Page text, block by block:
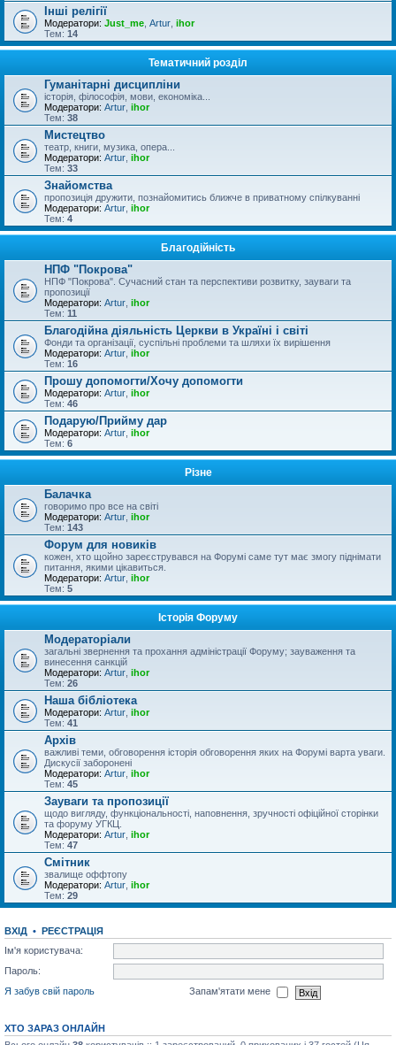
Інші релігії
Модератори: Just_me Artur ihor
Тем: 14
Тематичний розділ
Гуманітарні дисципліни
історія, філософія, мови, економіка...
Модератори: Artur ihor
Тем: 38
Мистецтво
театр, книги, музика, опера...
Модератори: Artur ihor
Тем: 33
Знайомства
пропозиція дружити, познайомитись ближче в приватному спілкуванні
Модератори: Artur ihor
Тем: 4
Благодійність
НПФ "Покрова"
НПФ "Покрова". Сучасний стан та перспективи розвитку, зауваги та
пропозиції
Модератори: Artur ihor
Тем: 11
Благодійна діяльність Церкви в Україні і світі
Фонди та організації, суспільні проблеми та шляхи їх вирішення
Модератори: Artur ihor
Тем: 16
Прошу допомогти/Хочу допомогти
Модератори: Artur ihor
Тем: 46
Подарую/Прийму дар
Модератори: Artur ihor
Тем: 6
Різне
Балачка
говоримо про все на світі
Модератори: Artur ihor
Тем: 143
Форум для новиків
кожен, хто щойно зареєструвався на Форумі саме тут має змогу піднімати
питання, якими цікавиться.
Модератори: Artur ihor
Тем: 5
Історія Форуму
Модераторіали
загальні звернення та прохання адміністрації Форуму; зауваження та
винесення санкцій
Модератори: Artur ihor
Тем: 26
Наша бібліотека
Модератори: Artur ihor
Тем: 41
Архів
важливі теми, обговорення історія обговорення яких на Форумі варта уваги.
Дискусії заборонені
Модератори: Artur ihor
Тем: 45
Зауваги та пропозиції
щодо вигляду, функціональності, наповнення, зручності офіційної сторінки
та форуму УГКЦ.
Модератори: Artur ihor
Тем: 47
Смітник
звалище оффтопу
Модератори: Artur ihor
Тем: 29
ВХІД • РЕЄСТРАЦІЯ
Ім'я користувача:
Пароль:
Я забув свій пароль
Запам'ятати мене
ХТО ЗАРАЗ ОНЛАЙН